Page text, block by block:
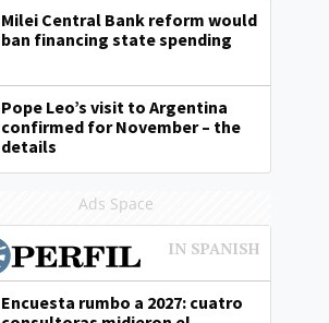
Milei Central Bank reform would
ban financing state spending
Pope Leo’s visit to Argentina
confirmed for November – the
details
Ads Space
Encuesta rumbo a 2027: cuatro